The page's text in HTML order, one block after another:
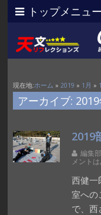
トップメニュー
現在地:ホーム » 2019 » 1月 »
アーカイブ:
2019
編集部
メント
西健一
室への
で、